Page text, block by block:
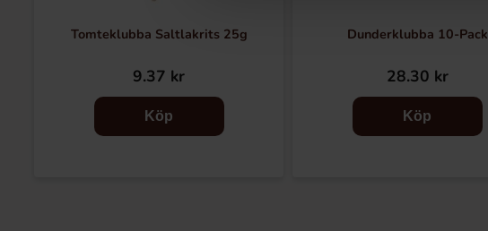
Tomteklubba Saltlakrits 25g
9.37 kr
Köp
Dunderklubba 10-Pack
28.30 kr
Köp